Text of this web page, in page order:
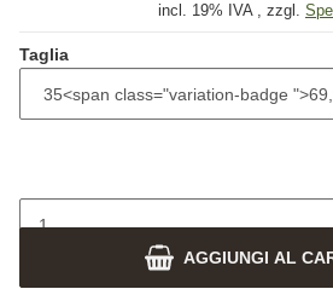
incl. 19% IVA , zzgl.
Taglia
AGGIUNGI AL